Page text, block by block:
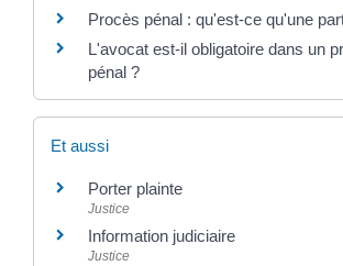
Procès pénal : qu'est-ce qu'une
L'avocat est-il obligatoire dans un
pénal ?
Et aussi
Porter plainte
Justice
Information judiciaire
Justice